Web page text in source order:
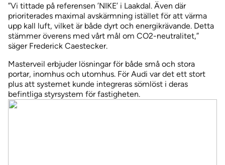
”Vi tittade på referensen ’NIKE’ i Laakdal. Även där
prioriterades maximal avskärmning istället för att värma
upp kall luft, vilket är både dyrt och energikrävande. Detta
stämmer överens med vårt mål om CO2-neutralitet,”
säger Frederick Caestecker.
Masterveil erbjuder lösningar för både små och stora
portar, inomhus och utomhus. För Audi var det ett stort
plus att systemet kunde integreras sömlöst i deras
befintliga styrsystem för fastigheten.